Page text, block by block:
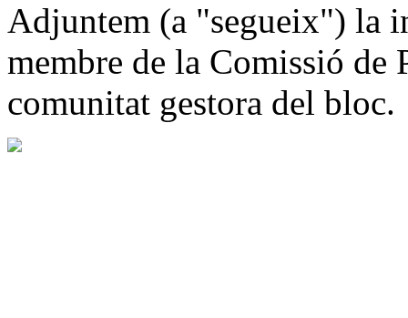
Adjuntem (a "segueix") la
membre de la Comissió
comunitat gestora del bloc.